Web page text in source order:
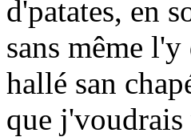
d'patates, en
sans même
hallé san
que j'voudrais